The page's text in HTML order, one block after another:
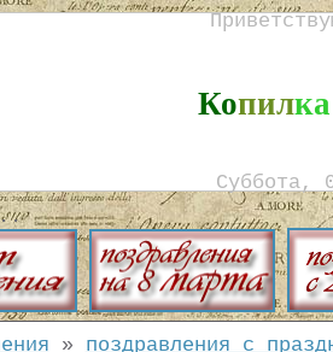
Копил
Суббота,
» поздравления с